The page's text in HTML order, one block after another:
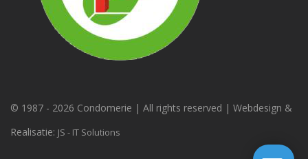
© 1987 - 2026 Condomerie | All rights reserved | Webdesign &
Realisatie: JS - IT Solutions